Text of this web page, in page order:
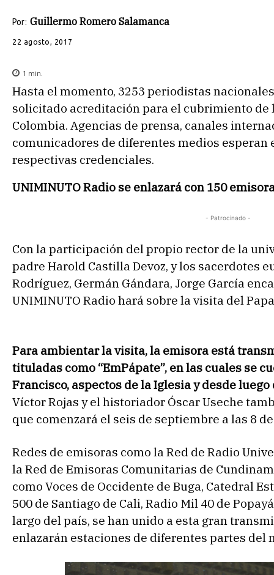
Por: Guillermo Romero Salamanca
22 agosto, 2017
1 min.
Hasta el momento, 3253 periodistas
solicitado acreditación para el cubrimiento de
Colombia. Agencias de prensa, canales
comunicadores de diferentes medios esperan
respectivas credenciales.
UNIMINUTO Radio se enlazará con 150
- Patrocinado -
Con la participación del propio rector de la
padre Harold Castilla Devoz, y los sacerdotes
Rodríguez, Germán Gándara, Jorge García
UNIMINUTO Radio hará sobre la visita del
Para ambientar la visita, la emisora está
tituladas como “EmPápate”, en las cuales se
Francisco, aspectos de la Iglesia y desde
Víctor Rojas y el historiador Óscar Useche
que comenzará el seis de septiembre a las 8
Redes de emisoras como la Red de Radio
la Red de Emisoras Comunitarias de
como Voces de Occidente de Buga, Catedral
500 de Santiago de Cali, Radio Mil 40 de
largo del país, se han unido a esta gran
enlazarán estaciones de diferentes partes del